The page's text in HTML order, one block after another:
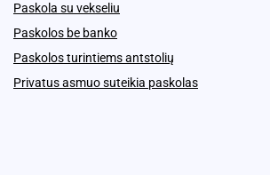
Paskola su vekseliu
Paskolos be banko
Paskolos turintiems antstolių
Privatus asmuo suteikia paskolas